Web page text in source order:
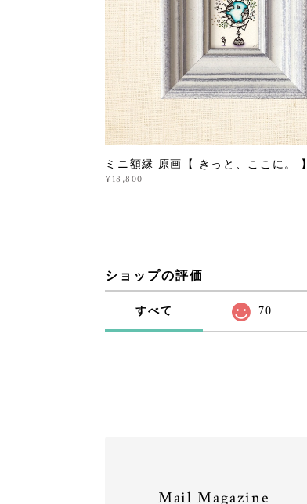
ミニ額縁 原画【 きっと、ここに。 】
¥18,800
ショップの評価
すべて 70
Mail Magazine